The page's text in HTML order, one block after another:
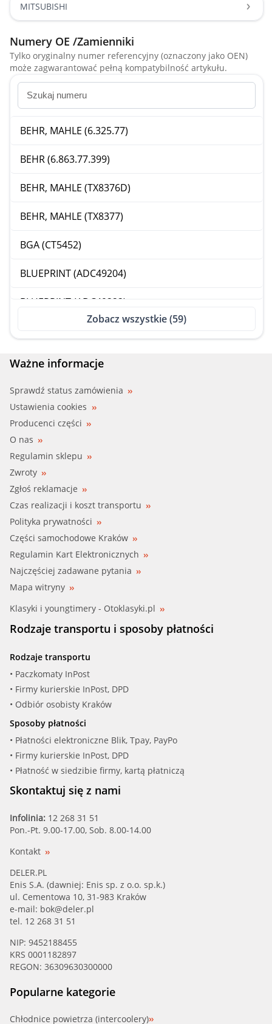
MITSUBISHI
Numery OE /Zamienniki
Tylko oryginalny numer referencyjny (oznaczony jako OEN)
może zagwarantować pełną kompatybilność artykułu.
BEHR, MAHLE (6.325.77)
BEHR (6.863.77.399)
BEHR, MAHLE (TX8376D)
BEHR, MAHLE (TX8377)
BGA (CT5452)
BLUEPRINT (ADC49204)
BLUEPRINT (ADC49222)
CALORSTAT (5434.76J)
CALORSTAT (6295.76J)
CALORSTAT (TH5434.76J)
CALORSTAT (TH6295.76J)
CALORSTAT (TH7083.76)
DODGE, MITSUBISHI (MD174234)
FACET (1.880.403)
FACET (1.880.403S)
FACET (7.8403)
FACET (580403S)
FACET (7.8403S)
FAE (5322576)
FIRST LINE (FTS158.76)
GATES (TH05377G1)
GATES (TH31276G1)
INTER, SMPE (75614)
JAPANPAR (JVT-506)
JAPANPAR (VA-087)
JAPANPAR (VT-506)
JAPANPAR (VT-512)
Zobacz wszystkie (59)
Ważne informacje
Sprawdź status zamówienia
Ustawienia cookies
Producenci części
O nas
Regulamin sklepu
Zwroty
Zgłoś reklamacje
Czas realizacji i koszt transportu
Polityka prywatności
Części samochodowe Kraków
Regulamin Kart Elektronicznych
Najczęściej zadawane pytania
Mapa witryny
Klasyki i youngtimery - Otoklasyki.pl
Rodzaje transportu i sposoby płatności
Rodzaje transportu
• Paczkomaty InPost
• Firmy kurierskie InPost, DPD
• Odbiór osobisty Kraków
Sposoby płatności
• Płatności elektroniczne Blik, Tpay, PayPo
• Firmy kurierskie InPost, DPD
• Płatność w siedzibie firmy, kartą płatniczą
Skontaktuj się z nami
Infolinia: 12 268 31 51
Pon.-Pt. 9.00-17.00, Sob. 8.00-14.00
Kontakt
DELER.PL
Enis S.A. (dawniej: Enis sp. z o.o. sp.k.)
ul. Cementowa 10, 31-983 Kraków
e-mail: bok@deler.pl
tel. 12 268 31 51
NIP: 9452188455
KRS 0001182897
REGON: 36309630300000
Popularne kategorie
Chłodnice powietrza (intercoolery)